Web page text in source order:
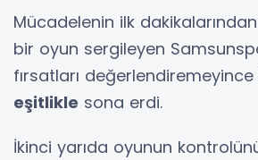
Mücadelenin ilk
bir oyun sergileyen
fırsatları değerlendiremeyince
eşitlikle sona erdi.
İkinci yarıda oyunun